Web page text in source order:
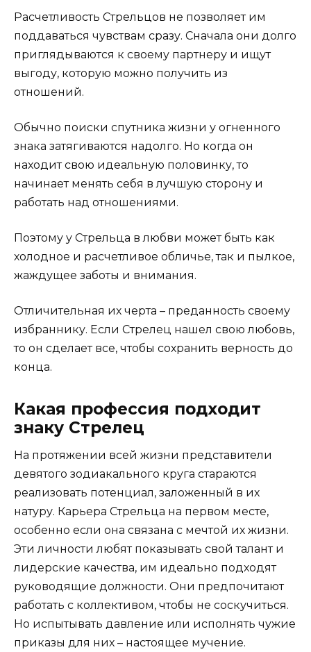
Расчетливость Стрельцов не позволяет им
поддаваться чувствам сразу. Сначала они долго
приглядываются к своему партнеру и ищут
выгоду, которую можно получить из
отношений.
Обычно поиски спутника жизни у огненного
знака затягиваются надолго. Но когда он
находит свою идеальную половинку, то
начинает менять себя в лучшую сторону и
работать над отношениями.
Поэтому у Стрельца в любви может быть как
холодное и расчетливое обличье, так и пылкое,
жаждущее заботы и внимания.
Отличительная их черта – преданность своему
избраннику. Если Стрелец нашел свою любовь,
то он сделает все, чтобы сохранить верность до
конца.
Какая профессия подходит
знаку Стрелец
На протяжении всей жизни представители
девятого зодиакального круга стараются
реализовать потенциал, заложенный в их
натуру. Карьера Стрельца на первом месте,
особенно если она связана с мечтой их жизни.
Эти личности любят показывать свой талант и
лидерские качества, им идеально подходят
руководящие должности. Они предпочитают
работать с коллективом, чтобы не соскучиться.
Но испытывать давление или исполнять чужие
приказы для них – настоящее мучение.